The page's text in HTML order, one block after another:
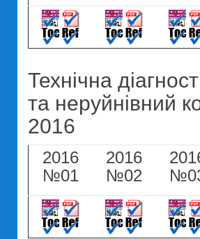
Технічна
та неруйнівний
2016
2016
№01
2016
№02